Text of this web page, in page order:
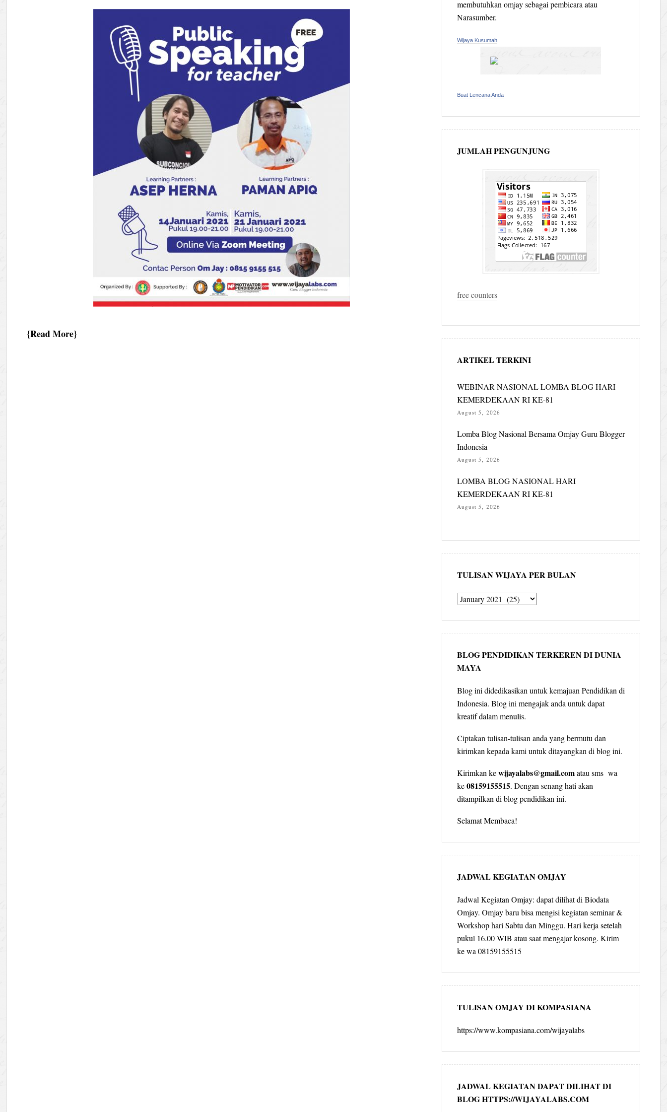
Read More
membutuhkan omjay sebagai pembicara atau
Narasumber.
Wijaya Kusumah
Buat Lencana Anda
JUMLAH PENGUNJUNG
free counters
ARTIKEL TERKINI
WEBINAR NASIONAL LOMBA BLOG HARI
KEMERDEKAAN RI KE-81
August 5, 2026
Lomba Blog Nasional Bersama Omjay Guru Blogger
Indonesia
August 5, 2026
LOMBA BLOG NASIONAL HARI
KEMERDEKAAN RI KE-81
August 5, 2026
TULISAN WIJAYA PER BULAN
Tulisan
per
bulan
BLOG PENDIDIKAN TERKEREN DI DUNIA
MAYA
Blog ini didedikasikan untuk kemajuan Pendidikan di
Indonesia. Blog ini mengajak anda untuk dapat
kreatif dalam menulis.
Ciptakan tulisan-tulisan anda yang bermutu dan
kirimkan kepada kami untuk ditayangkan di blog ini.
Kirimkan kewijayalabs@gmail.comatau sms wa
ke08159155515. Dengan senang hati akan
ditampilkan di blog pendidikan ini.
Selamat Membaca!
JADWAL KEGIATAN OMJAY
Jadwal Kegiatan Omjay: dapat dilihat di Biodata
Omjay. Omjay baru bisa mengisi kegiatan seminar &
Workshop hari Sabtu dan Minggu. Hari kerja setelah
pukul 16.00 WIB atau saat mengajar kosong. Kirim
ke wa 08159155515
TULISAN OMJAY DI KOMPASIANA
https://www.kompasiana.com/wijayalabs
JADWAL KEGIATAN DAPAT DILIHAT DI
BLOG HTTPS://WIJAYALABS.COM